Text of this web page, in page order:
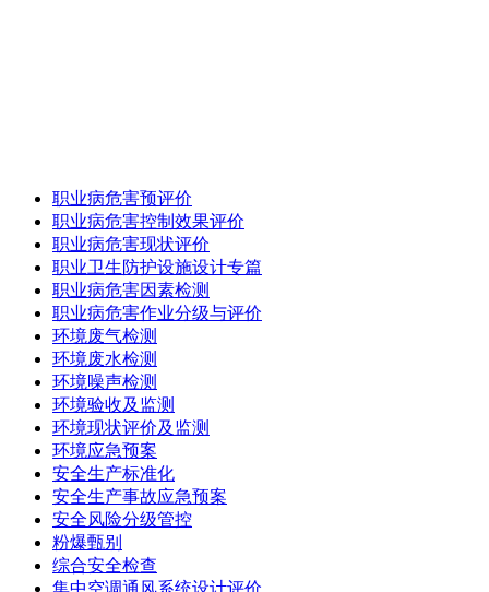
职业病危害预评价
职业病危害控制效果评价
职业病危害现状评价
职业卫生防护设施设计专篇
职业病危害因素检测
职业病危害作业分级与评价
环境废气检测
环境废水检测
环境噪声检测
环境验收及监测
环境现状评价及监测
环境应急预案
安全生产标准化
安全生产事故应急预案
安全风险分级管控
粉爆甄别
综合安全检查
集中空调通风系统设计评价